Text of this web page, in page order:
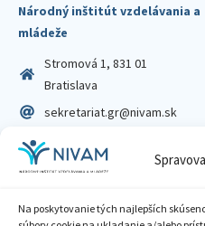
Na poskytovanie tých najlepších
Národný inštitút vzdelávania a
mládeže
Stromová 1, 831 01
Bratislava
sekretariat.gr@nivam.sk
IČO: 00164348
DIČ: 2020798714